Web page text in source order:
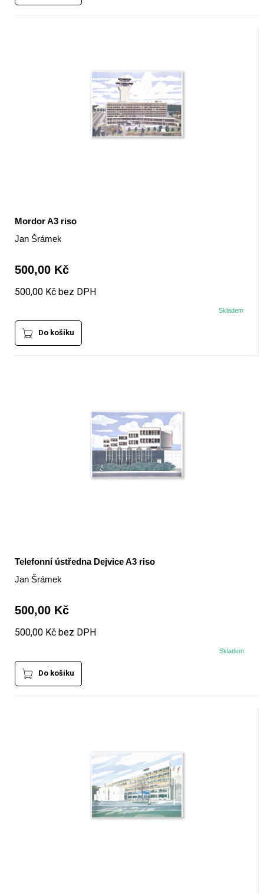
Mordor A3 riso
Jan Šrámek
500,00 Kč
500,00 Kč bez DPH
Skladem
Do košíku
Telefonní ústředna Dejvice A3 riso
Jan Šrámek
500,00 Kč
500,00 Kč bez DPH
Skladem
Do košíku